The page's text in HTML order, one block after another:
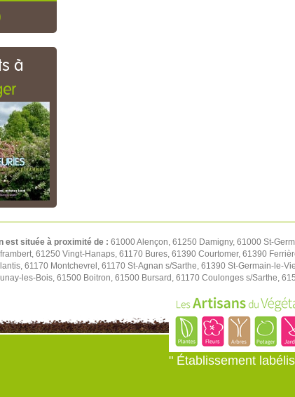
à
est située à proximité de : 61000 Alençon, 61250 Damigny, 61000 St-
61250 Vingt-Hanaps, 61170 Bures, 61390 Courtomer, 61390
61170 Montchevrel, 61170 St-Agnan s/Sarthe, 61390 St-Germain-le-
les-Bois, 61500 Boitron, 61500 Bursard, 61170 Coulonges s/Sarthe,
" Établissement